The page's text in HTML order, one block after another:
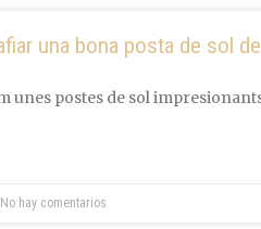
una bona posta de sol
unes postes de sol
No hay comentarios